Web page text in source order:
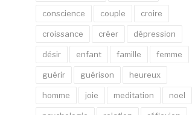
conscience couple croire
croissance créer dépression
désir enfant famille femme
guérir guérison heureux
homme joie meditation noel